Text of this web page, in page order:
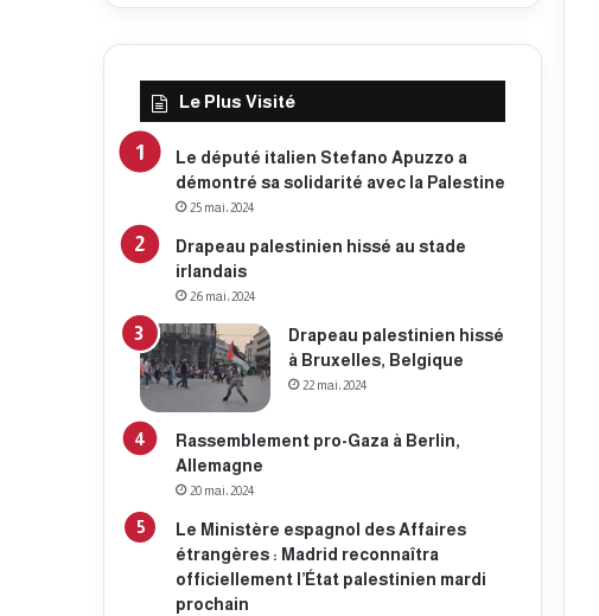
Le Plus Visité
Le député italien Stefano Apuzzo a
démontré sa solidarité avec la Palestine
25 mai، 2024
Drapeau palestinien hissé au stade
irlandais
26 mai، 2024
Drapeau palestinien hissé
à Bruxelles, Belgique
22 mai، 2024
Rassemblement pro-Gaza à Berlin,
Allemagne
20 mai، 2024
Le Ministère espagnol des Affaires
étrangères : Madrid reconnaîtra
officiellement l’État palestinien mardi
prochain